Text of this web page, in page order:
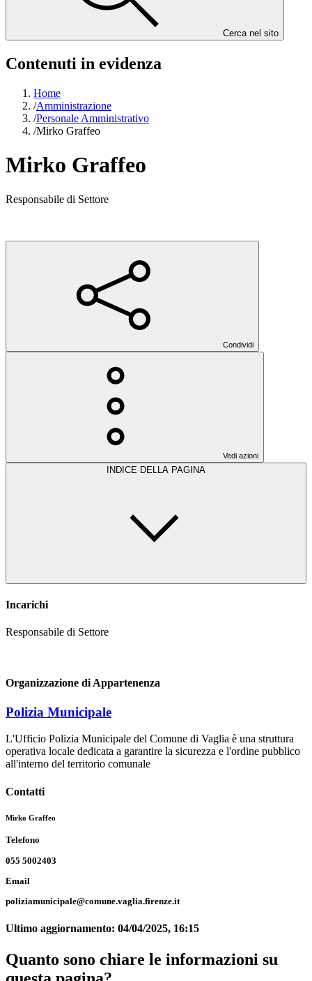
Cerca nel sito
Contenuti in evidenza
Home
/Amministrazione
/Personale Amministrativo
/Mirko Graffeo
Mirko Graffeo
Responsabile di Settore
Condividi
Vedi azioni
INDICE DELLA PAGINA
Incarichi
Responsabile di Settore
Organizzazione di Appartenenza
Polizia Municipale
L'Ufficio Polizia Municipale del Comune di Vaglia è una struttura
operativa locale dedicata a garantire la sicurezza e l'ordine pubblico
all'interno del territorio comunale
Contatti
Mirko Graffeo
Telefono
055 5002403
Email
poliziamunicipale@comune.vaglia.firenze.it
Ultimo aggiornamento: 04/04/2025, 16:15
Quanto sono chiare le informazioni su